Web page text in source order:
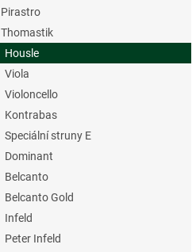
Pirastro
Thomastik
Housle
Viola
Violoncello
Kontrabas
Speciální struny E
Dominant
Belcanto
Belcanto Gold
Infeld
Peter Infeld